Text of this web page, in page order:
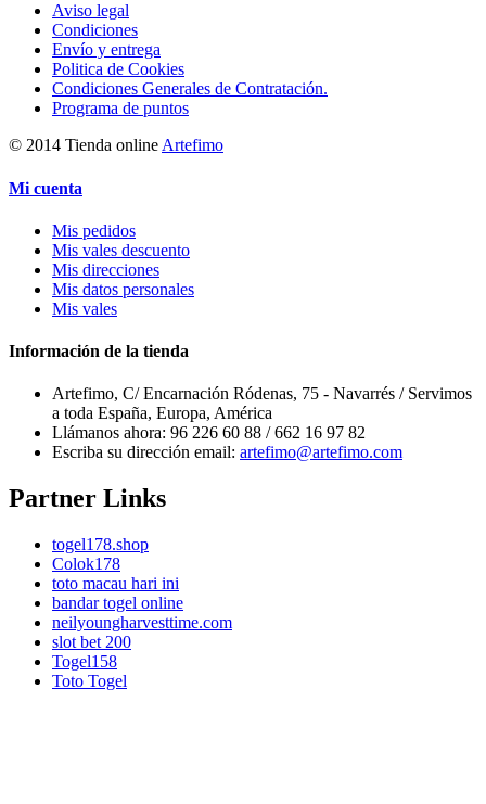
Aviso legal
Condiciones
Envío y entrega
Politica de Cookies
Condiciones Generales de Contratación.
Programa de puntos
© 2014 Tienda online Artefimo
Mi cuenta
Mis pedidos
Mis vales descuento
Mis direcciones
Mis datos personales
Mis vales
Información de la tienda
Artefimo, C/ Encarnación Ródenas, 75 - Navarrés / Servimos
a toda España, Europa, América
Llámanos ahora: 96 226 60 88 / 662 16 97 82
Escriba su dirección email: artefimo@artefimo.com
Partner Links
togel178.shop
Colok178
toto macau hari ini
bandar togel online
neilyoungharvesttime.com
slot bet 200
Togel158
Toto Togel